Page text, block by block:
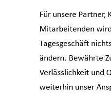
Für unsere Partner,
Mitarbeitenden
Tagesgeschäft
ändern. Bewährte
Verlässlichkeit und
weiterhin unser